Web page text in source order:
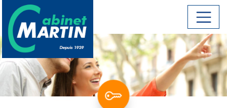
Aller au contenu principal